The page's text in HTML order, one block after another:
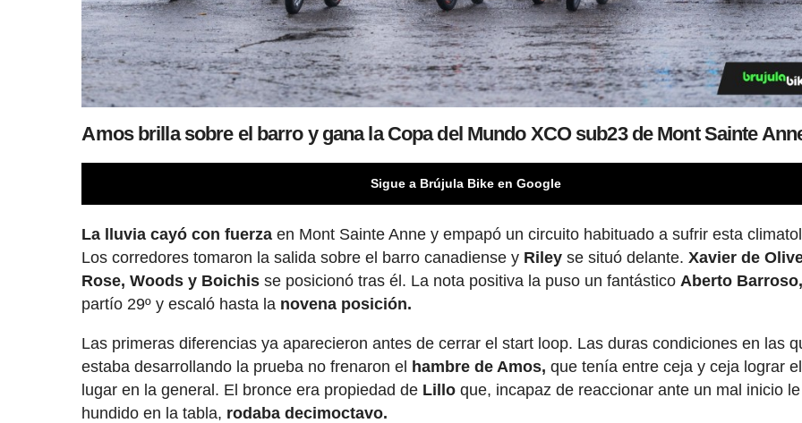
Amos brilla sobre el barro y gana la Copa del Mundo XCO sub23 de Mont Sainte
Sigue a Brújula Bike en Google
La lluvia cayó con fuerza en Mont Sainte Anne y empapó un circuito habituado a sufrir esta
Los corredores tomaron la salida sobre el barro canadiense y Riley se situó delante.Xavier de
Rose, Woods y Boichis se posicionó tras él. La nota positiva la puso un fantástico Aberto
partío 29º y escaló hasta la novena posición.
Las primeras diferencias ya aparecieron antes de cerrar el start loop. Las duras condiciones en las
estaba desarrollando la prueba no frenaron el hambre de Amos, que tenía entre ceja y ceja lograr
lugar en la general. El bronce era propiedad de Lillo que, incapaz de reaccionar ante un mal inicio
hundido en la tabla, rodaba decimoctavo.